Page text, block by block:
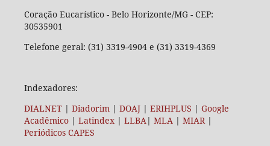
Coração Eucarístico - Belo Horizonte/MG - CEP:
30535901
Telefone geral: (31) 3319-4904 e (31) 3319-4369
Indexadores:
DIALNET| Diadorim| DOAJ| ERIHPLUS | Google
Acadêmico| Latindex| LLBA| MLA| MIAR|
Periódicos CAPES